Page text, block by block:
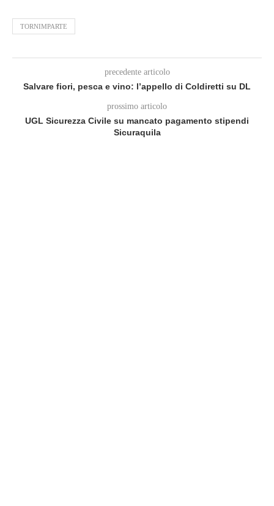
TORNIMPARTE
precedente articolo
Salvare fiori, pesca e vino: l’appello di Coldiretti su DL
prossimo articolo
UGL Sicurezza Civile su mancato pagamento stipendi
Sicuraquila